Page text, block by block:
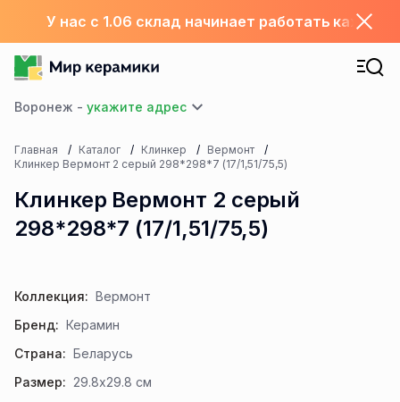
У нас с 1.06 склад начинает работать каждый
Воронеж -
Главная Каталог Клинкер
Вермонт
Клинкер Вермонт 2 серый 298*298*7 (17/1,51/75,5)
Клинкер Вермонт 2 серый
298*298*7 (17/1,51/75,5)
Коллекция: Вермонт
Бренд: Керамин
Страна: Беларусь
Размер: 29.8x29.8 см